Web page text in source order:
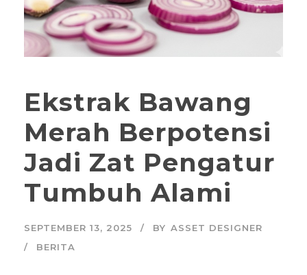
Ekstrak Bawang
Merah Berpotensi
Jadi Zat Pengatur
Tumbuh Alami
SEPTEMBER 13, 2025 BY ASSET DESIGNER
BERITA